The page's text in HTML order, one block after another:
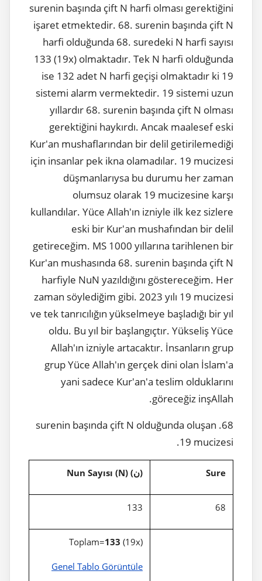
surenin başında çift N harfi olması gerektiğini
işaret etmektedir. 68. surenin başında çift N
harfi olduğunda 68. suredeki N harfi sayısı
133 (19x) olmaktadır. Tek N harfi olduğunda
ise 132 adet N harfi geçişi olmaktadır ki 19
sistemi alarm vermektedir. 19 sistemi uzun
yıllardır 68. surenin başında çift N olması
gerektiğini haykırdı. Ancak maalesef eski
Kur'an mushaflarından bir delil getirilemediği
için insanlar pek ikna olamadılar. 19 mucizesi
düşmanlarıysa bu durumu her zaman
olumsuz olarak 19 mucizesine karşı
kullandılar. Yüce Allah'ın izniyle ilk kez sizlere
eski bir Kur'an mushafından bir delil
getireceğim. MS 1000 yıllarına tarihlenen bir
Kur'an mushasında 68. surenin başında çift N
harfiyle NuN yazıldığını göstereceğim. Her
zaman söylediğim gibi. 2023 yılı 19 mucizesi
ve tek tanrıcılığın yükselmeye başladığı bir yıl
oldu. Bu yıl bir başlangıçtır. Yükseliş Yüce
Allah'ın izniyle artacaktır. İnsanların grup
grup Yüce Allah'ın gerçek dini olan İslam'a
yani sadece Kur'an'a teslim olduklarını
göreceğiz inşAllah.
68. surenin başında çift N olduğunda oluşan
19 mucizesi.
Sure
(ن) (N) Nun Sayısı
68
133
Toplam=133 (19x)
Genel Tablo Görüntüle